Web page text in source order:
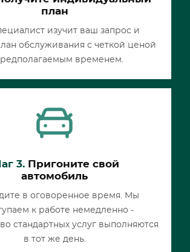
план
изучит ваш запрос и
обслуживания с четкой ценой
временем.
3.Пригоните свой
автомобиль
в оговоренное время. Мы
к работе немедленно -
стандартных услуг выполняются
в тот же день.